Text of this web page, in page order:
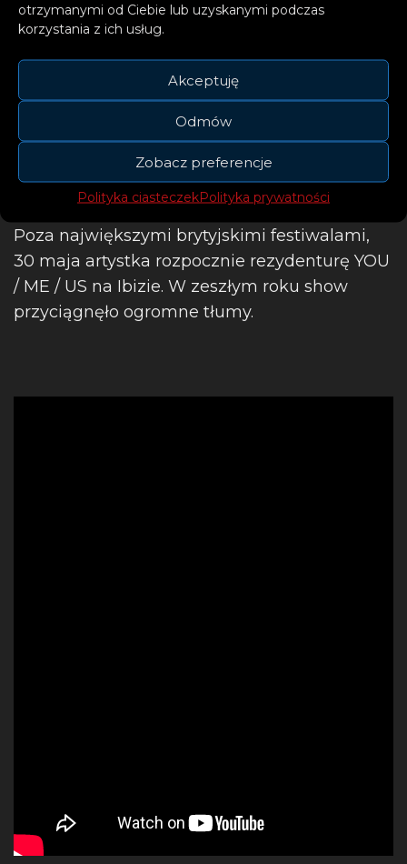
otrzymanymi od Ciebie lub uzyskanymi podczas
korzystania z ich usług.
Akceptuję
Odmów
Zobacz preferencje
Polityka ciasteczekPolityka prywatności
nowego rozdziału w mojej
sztuce. Album drugi,
nadchodzimy!
– komentuje Becky
Poza największymi brytyjskimi festiwalami,
30 maja artystka rozpocznie rezydenturę YOU
/ ME / US na Ibizie. W zeszłym roku show
przyciągnęło ogromne tłumy.